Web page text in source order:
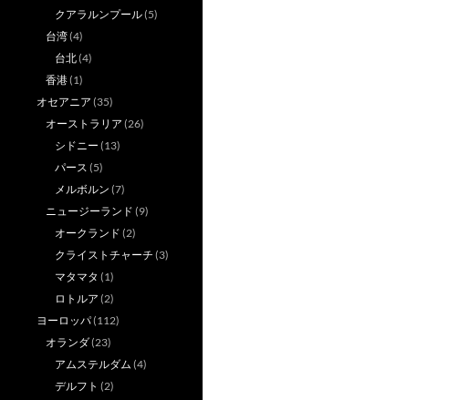
クアラルンプール(5)
台湾(4)
台北(4)
香港(1)
オセアニア (35)
オーストラリア (26)
シドニー (13)
パース (5)
メルボルン (7)
ニュージーランド (9)
オークランド (2)
クライストチャーチ (3)
マタマタ (1)
ロトルア (2)
ヨーロッパ(112)
オランダ(23)
アムステルダム (4)
デルフト (2)